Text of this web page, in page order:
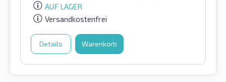
AUF LAGER
Versandkostenfrei
Details Warenkorb